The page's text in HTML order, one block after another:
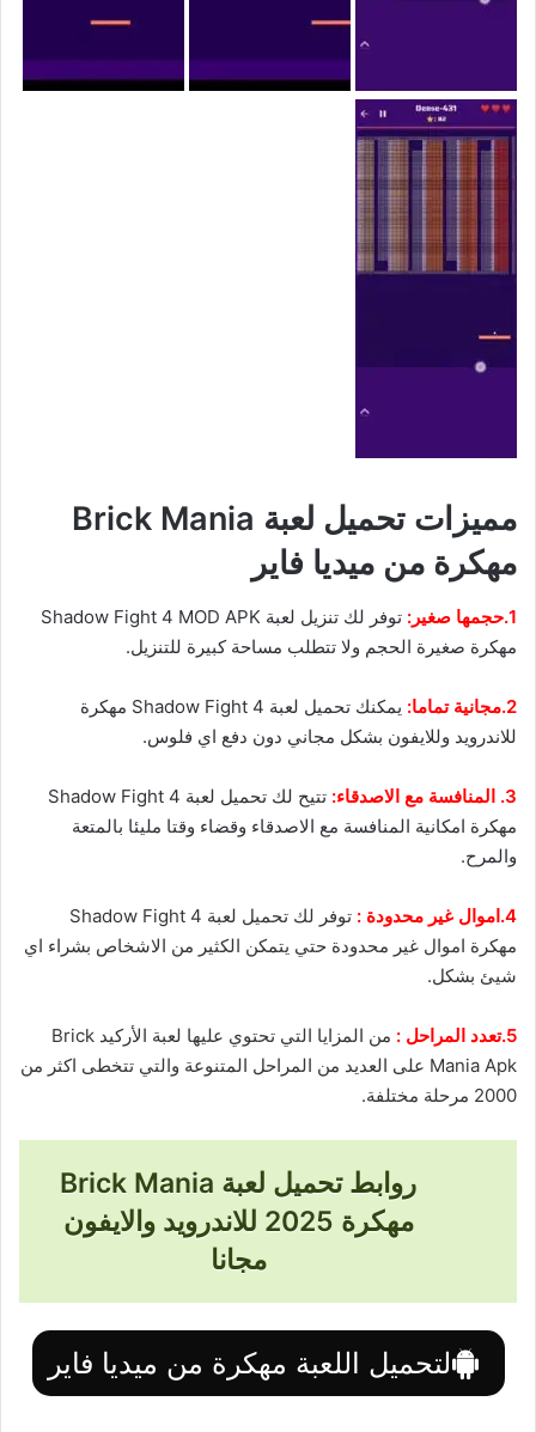
مميزات تحميل لعبة Brick Mania
مهكرة من ميديا فاير
1.حجمها صغير:
توفر لك تنزيل لعبة Shadow Fight 4 MOD APK
مهكرة صغيرة الحجم ولا تتطلب مساحة كبيرة للتنزيل.
2.مجانية تماما:
يمكنك تحميل لعبة Shadow Fight 4 مهكرة
للاندرويد وللايفون بشكل مجاني دون دفع اي فلوس.
3. المنافسة مع الاصدقاء:
تتيح لك تحميل لعبة Shadow Fight 4
مهكرة امكانية المنافسة مع الاصدقاء وقضاء وقتا مليئا بالمتعة
والمرح.
4.اموال غير محدودة :
توفر لك تحميل لعبة Shadow Fight 4
مهكرة اموال غير محدودة حتي يتمكن الكثير من الاشخاص بشراء اي
شيئ بشكل.
5.تعدد المراحل :
من المزايا التي تحتوي عليها لعبة الأركيد Brick
Mania Apk على العديد من المراحل المتنوعة والتي تتخطى اكثر من
2000 مرحلة مختلفة.
روابط تحميل لعبة Brick Mania
مهكرة 2025 للاندرويد والايفون
مجانا
لتحميل اللعبة مهكرة من ميديا فاير